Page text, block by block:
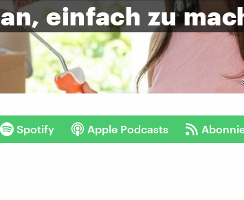
an, einfach zu
Spotify Apple Podcasts